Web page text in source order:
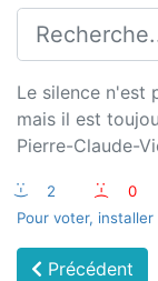
Le silence n'est
mais il est
Pierre-Claude-
:-) 2 :-(
0
Pour voter,
Précédent